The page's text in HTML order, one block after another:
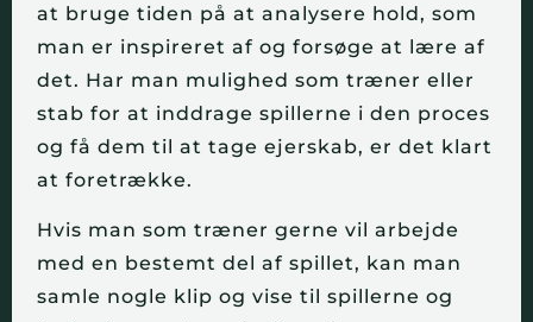
at bruge tiden på at analysere hold, som
man er inspireret af og forsøge at lære af
det. Har man mulighed som træner eller
stab for at inddrage spillerne i den proces
og få dem til at tage ejerskab, er det klart
at foretrække.
Hvis man som træner gerne vil arbejde
med en bestemt del af spillet, kan man
samle nogle klip og vise til spillerne og